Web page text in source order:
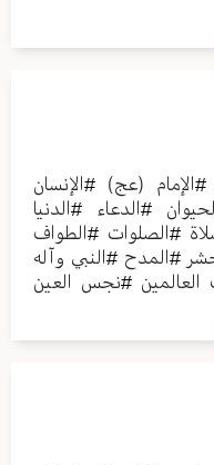
#الإمام (عج) #الإنسان
#الدعاء #الدنيا
#الصلوات #الطواف
#المدح #النبي وآله
#نجس العين